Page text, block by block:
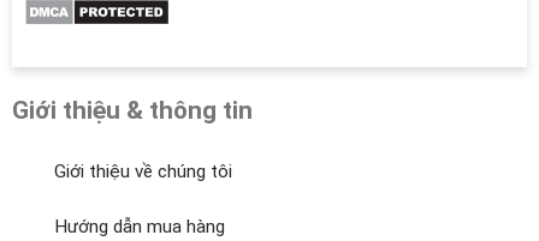
Giới thiệu & thông tin
Giới thiệu về chúng tôi
Hướng dẫn mua hàng